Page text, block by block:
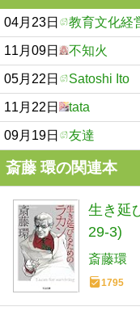
04月23日 教育文化経
11月09日 不知火
05月22日 Satoshi Ito
11月22日 tata
09月19日 友達
斎藤 環の関連本
生き延
29-3)
斎藤環
1795